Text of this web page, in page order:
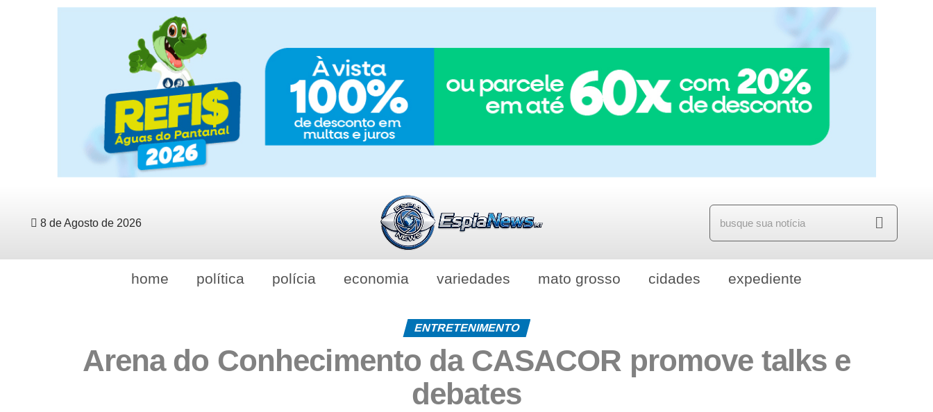
8 de Agosto de 2026
home política polícia economia variedades mato grosso cidades expediente
ENTRETENIMENTO
Arena do Conhecimento da CASACOR promove talks e
debates